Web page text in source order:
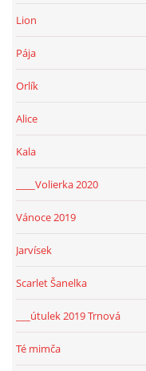
Lion
Pája
Orlík
Alice
Kala
____Volierka 2020
Vánoce 2019
Jarvísek
Scarlet Šanelka
___útulek 2019 Trnová
Té mimča